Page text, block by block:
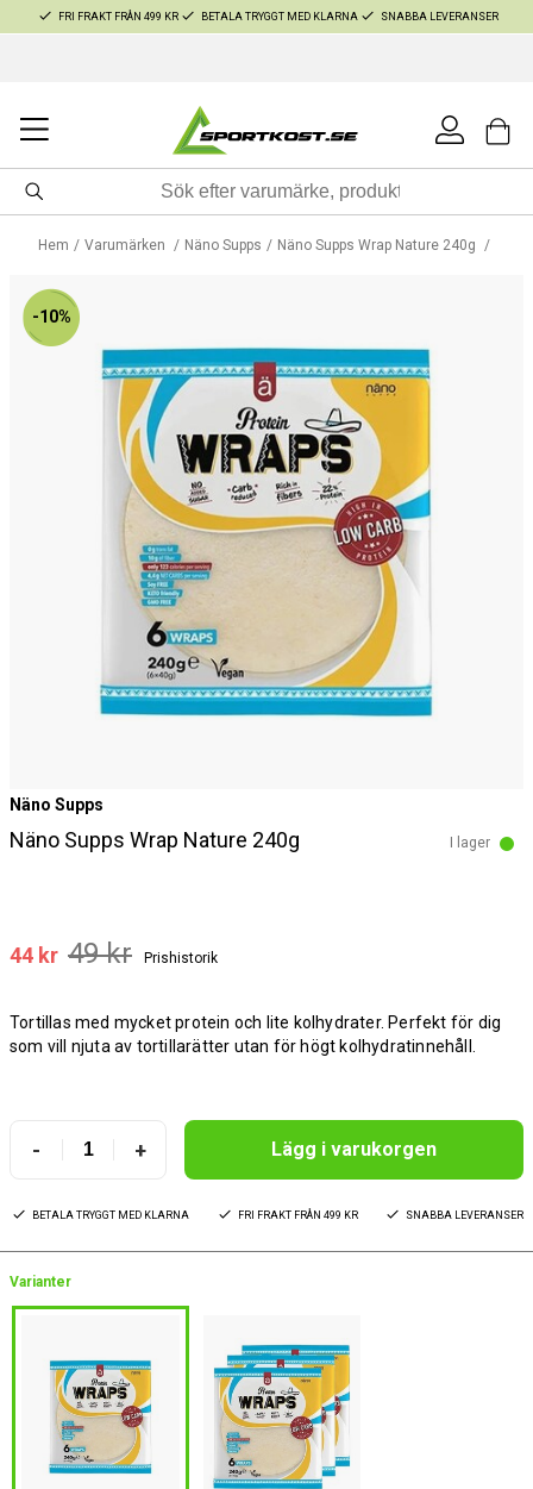
FRI FRAKT FRÅN 499 KR BETALA TRYGGT MED KLARNA SNABBA LEVERANSER
Hem Varumärken Näno Supps Näno Supps Wrap Nature 240g
-10%
Näno Supps
Näno Supps Wrap Nature 240g I lager
44 kr 49 kr Prishistorik
Tortillas med mycket protein och lite kolhydrater. Perfekt för dig
som vill njuta av tortillarätter utan för högt kolhydratinnehåll.
- + Lägg i varukorgen
BETALA TRYGGT MED KLARNA FRI FRAKT FRÅN 499 KR SNABBA LEVERANSER
Varianter